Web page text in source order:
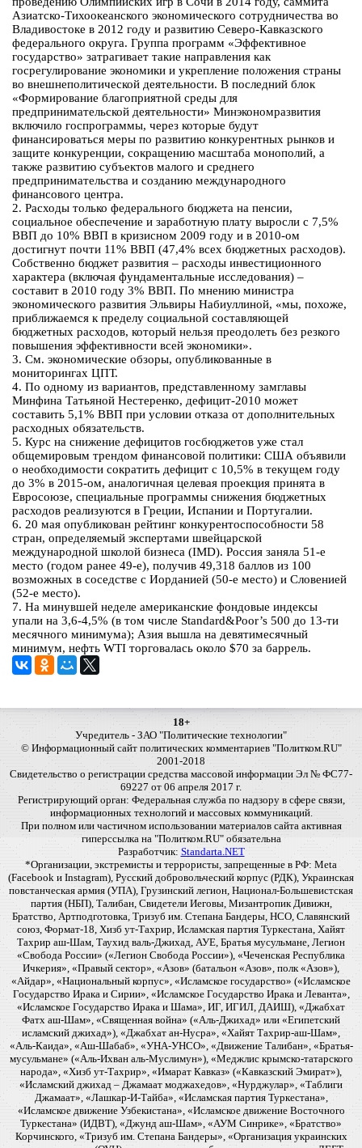
Азиатско-Тихоокеанского экономического сотрудничества во
Владивостоке в 2012 году и развитию Северо-Кавказского
федерального округа. Группа программ «Эффективное
государство» затрагивает такие направления как
госрегулирование экономики и укрепление положения страны
во внешнеполитической деятельности. В последний блок
«Формирование благоприятной среды для
предпринимательской деятельности» Минэкономразвития
включило госпрограммы, через которые будут
финансироваться меры по развитию конкурентных рынков и
защите конкуренции, сокращению масштаба монополий, а
также развитию субъектов малого и среднего
предпринимательства и созданию международного
финансового центра.
2. Расходы только федерального бюджета на пенсии,
социальное обеспечение и заработную плату выросли с 7,5%
ВВП до 10% ВВП в кризисном 2009 году и в 2010-ом
достигнут почти 11% ВВП (47,4% всех бюджетных расходов).
Собственно бюджет развития – расходы инвестиционного
характера (включая фундаментальные исследования) –
составит в 2010 году 3% ВВП. По мнению министра
экономического развития Эльвиры Набиуллиной, «мы, похоже,
приближаемся к пределу социальной составляющей
бюджетных расходов, который нельзя преодолеть без резкого
повышения эффективности всей экономики».
3. См. экономические обзоры, опубликованные в
мониторингах ЦПТ.
4. По одному из вариантов, представленному замглавы
Минфина Татьяной Нестеренко, дефицит-2010 может
составить 5,1% ВВП при условии отказа от дополнительных
расходных обязательств.
5. Курс на снижение дефицитов госбюджетов уже стал
общемировым трендом финансовой политики: США объявили
о необходимости сократить дефицит с 10,5% в текущем году
до 3% в 2015-ом, аналогичная целевая проекция принята в
Евросоюзе, специальные программы снижения бюджетных
расходов реализуются в Греции, Испании и Португалии.
6. 20 мая опубликован рейтинг конкурентоспособности 58
стран, определяемый экспертами швейцарской
международной школой бизнеса (IMD). Россия заняла 51-е
место (годом ранее 49-е), получив 49,318 баллов из 100
возможных в соседстве с Иорданией (50-е место) и Словенией
(52-е место).
7. На минувшей неделе американские фондовые индексы
упали на 3,6-4,5% (в том числе Standard&Poor’s 500 до 13-ти
месячного минимума); Азия вышла на девятимесячный
минимум, нефть WTI торговалась около $70 за баррель.
18+
Учредитель - ЗАО "Политические технологии"
© Информационный сайт политических комментариев "Политком.RU"
2001-2018
Свидетельство о регистрации средства массовой информации Эл № ФС77-
69227 от 06 апреля 2017 г.
Регистрирующий орган: Федеральная служба по надзору в сфере связи,
информационных технологий и массовых коммуникаций.
При полном или частичном использовании материалов сайта активная
гиперссылка на "Политком.RU" обязательна
Разработчик: Standarta.NET
*Организации, экстремисты и террористы, запрещенные в РФ: Meta
(Facebook и Instagram), Русский добровольческий корпус (РДК), Украинская
повстанческая армия (УПА), Грузинский легион, Национал-Большевистская
партия (НБП), Талибан, Свидетели Иеговы, Мизантропик Дивижн,
Братство, Артподготовка, Тризуб им. Степана Бандеры, НСО, Славянский
союз, Формат-18, Хизб ут-Тахрир, Исламская партия Туркестана, Хайят
Тахрир аш-Шам, Таухид валь-Джихад, АУЕ, Братья мусульмане, Легион
«Свобода России» («Легион Свобода России»), «Чеченская Республика
Ичкерия», «Правый сектор», «Азов» (батальон «Азов», полк «Азов»),
«Айдар», «Национальный корпус», «Исламское государство» («Исламское
Государство Ирака и Сирии», «Исламское Государство Ирака и Леванта»,
«Исламское Государство Ирака и Шама», ИГ, ИГИЛ, ДАИШ), «Джабхат
Фатх аш-Шам», «Священная война» («Аль-Джихад» или «Египетский
исламский джихад»), «Джабхат ан-Нусра», «Хайят Тахрир-аш-Шам»,
«Аль-Каида», «Аш-Шабаб», «УНА-УНСО», «Движение Талибан», «Братья-
мусульмане» («Аль-Ихван аль-Муслимун»), «Меджлис крымско-татарского
народа», «Хизб ут-Тахрир», «Имарат Кавказ» («Кавказский Эмират»),
«Исламский джихад – Джамаат моджахедов», «Нурджулар», «Таблиги
Джамаат», «Лашкар-И-Тайба», «Исламская партия Туркестана»,
«Исламское движение Узбекистана», «Исламское движение Восточного
Туркестана» (ИДВТ), «Джунд аш-Шам», «АУМ Синрике», «Братство»
Корчинского, «Тризуб им. Степана Бандеры», «Организация украинских